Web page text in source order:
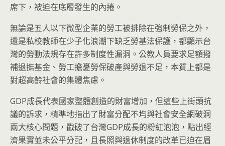
席下，被迫在底層發生的內捲。
無論是五人以下微型企業的勞工被排除在強制勞保之外，
還是私校教師在少子化浪潮下缺乏勞基法保護，都顯示台
灣的勞動法規存在許多制度性漏洞。公教人員要求足額撥
補退撫基金、勞工擔憂勞保破產與勞退不足，本質上都是
對超高齡社會的集體焦慮。
GDP成長代表國家整體創造的財富增加，但這些上街頭抗
議的訴求，精準地指出了財富分配不均與社會安全網破洞
兩大核心問題，戳破了台灣GDP成長的粉紅泡泡，點出經
濟果實並未公平分配，且長照與退休制度的改革已迫在眉